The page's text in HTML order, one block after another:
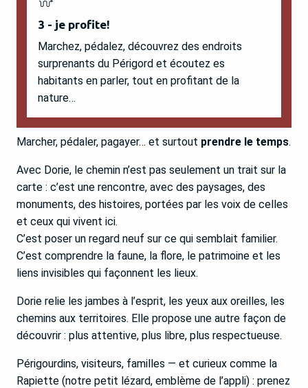
3 - je profite!
Marchez, pédalez, découvrez des endroits
surprenants du Périgord et écoutez es
habitants en parler, tout en profitant de la
nature…
Marcher, pédaler, pagayer… et surtout prendre le temps.
Avec Dorie, le chemin n’est pas seulement un trait sur la
carte : c’est une rencontre, avec des paysages, des
monuments, des histoires, portées par les voix de celles
et ceux qui vivent ici.
C’est poser un regard neuf sur ce qui semblait familier.
C’est comprendre la faune, la flore, le patrimoine et les
liens invisibles qui façonnent les lieux.
Dorie relie les jambes à l’esprit, les yeux aux oreilles, les
chemins aux territoires. Elle propose une autre façon de
découvrir : plus attentive, plus libre, plus respectueuse.
Périgourdins, visiteurs, familles — et curieux comme la
Rapiette (notre petit lézard, emblème de l’appli) : prenez